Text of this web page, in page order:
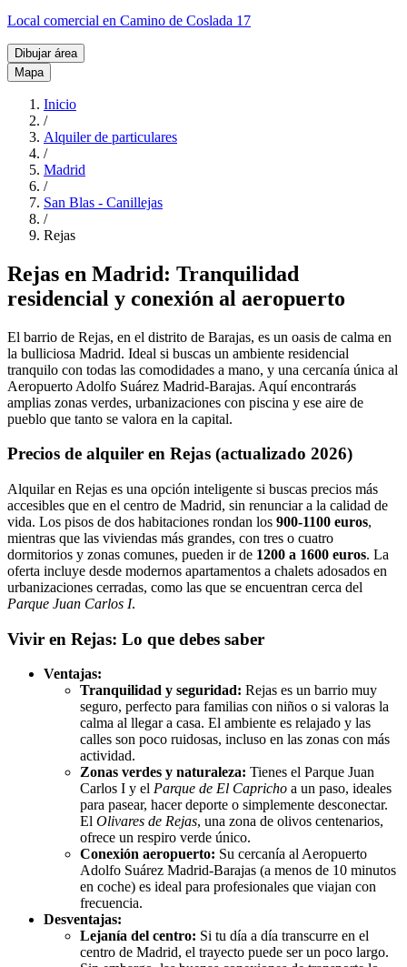
Local comercial en Camino de Coslada 17
Dibujar área
Mapa
Inicio
/
Alquiler de particulares
/
Madrid
/
San Blas - Canillejas
/
Rejas
Rejas en Madrid: Tranquilidad
residencial y conexión al aeropuerto
El barrio de Rejas, en el distrito de Barajas, es un oasis de calma en
la bulliciosa Madrid. Ideal si buscas un ambiente residencial
tranquilo con todas las comodidades a mano, y una cercanía única al
Aeropuerto Adolfo Suárez Madrid-Barajas. Aquí encontrarás
amplias zonas verdes, urbanizaciones con piscina y ese aire de
pueblo que tanto se valora en la capital.
Precios de alquiler en Rejas (actualizado 2026)
Alquilar en Rejas es una opción inteligente si buscas precios más
accesibles que en el centro de Madrid, sin renunciar a la calidad de
vida. Los pisos de dos habitaciones rondan los 900-1100 euros,
mientras que las viviendas más grandes, con tres o cuatro
dormitorios y zonas comunes, pueden ir de 1200 a 1600 euros. La
oferta incluye desde modernos apartamentos a chalets adosados en
urbanizaciones cerradas, como las que se encuentran cerca del
Parque Juan Carlos I.
Vivir en Rejas: Lo que debes saber
Ventajas:
Tranquilidad y seguridad: Rejas es un barrio muy
seguro, perfecto para familias con niños o si valoras la
calma al llegar a casa. El ambiente es relajado y las
calles son poco ruidosas, incluso en las zonas con más
actividad.
Zonas verdes y naturaleza: Tienes el Parque Juan
Carlos I y el Parque de El Capricho a un paso, ideales
para pasear, hacer deporte o simplemente desconectar.
El Olivares de Rejas, una zona de olivos centenarios,
ofrece un respiro verde único.
Conexión aeropuerto: Su cercanía al Aeropuerto
Adolfo Suárez Madrid-Barajas (a menos de 10 minutos
en coche) es ideal para profesionales que viajan con
frecuencia.
Desventajas:
Lejanía del centro: Si tu día a día transcurre en el
centro de Madrid, el trayecto puede ser un poco largo.